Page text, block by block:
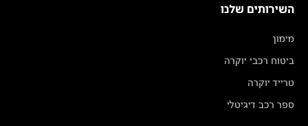
השירותים שלנו
מימון
ביטוח רכבי יוקרה
טרייד יוקרה
ספר רכב דיגיטלי